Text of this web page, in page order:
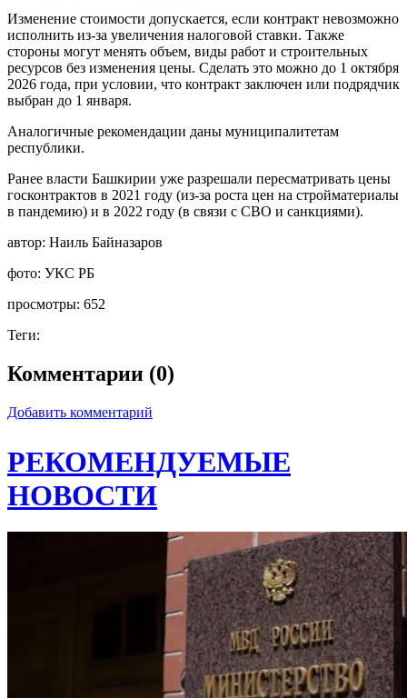
Изменение стоимости допускается, если контракт невозможно
исполнить из-за увеличения налоговой ставки. Также
стороны могут менять объем, виды работ и строительных
ресурсов без изменения цены. Сделать это можно до 1 октября
2026 года, при условии, что контракт заключен или подрядчик
выбран до 1 января.
Аналогичные рекомендации даны муниципалитетам
республики.
Ранее власти Башкирии уже разрешали пересматривать цены
госконтрактов в 2021 году (из-за роста цен на стройматериалы
в пандемию) и в 2022 году (в связи с СВО и санкциями).
автор: Наиль Байназаров
фото: УКС РБ
просмотры: 652
Теги:
Комментарии (0)
Добавить комментарий
РЕКОМЕНДУЕМЫЕ
НОВОСТИ